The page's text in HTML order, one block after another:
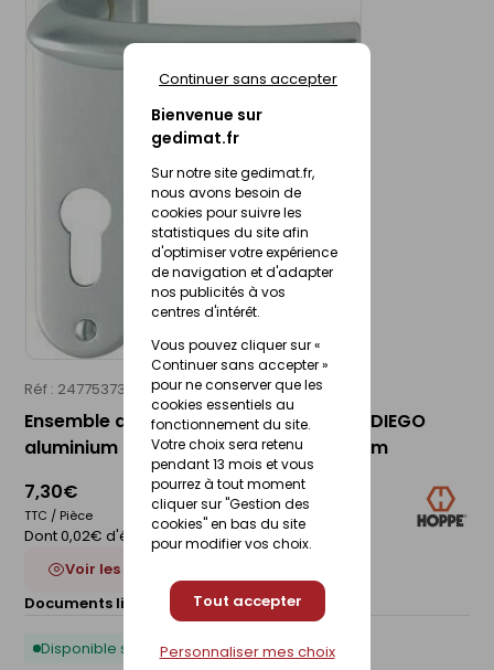
Bienvenue sur
gedimat.fr
Sur notre site gedimat.fr,
nous avons besoin de
cookies pour suivre les
statistiques du site afin
d'optimiser votre expérience
de navigation et d'adapter
nos publicités à vos
centres d'intérêt.
Vous pouvez cliquer sur «
Continuer sans accepter »
pour ne conserver que les
cookies essentiels au
fonctionnement du site.
Votre choix sera retenu
pendant 13 mois et vous
pourrez à tout moment
cliquer sur "Gestion des
cookies" en bas du site
pour modifier vos choix.
Tout accepter
Continuer sans accepter
Personnaliser mes choix
Réf : 24775373 HOPPE
Ensemble de poignées sur plaque SAN DIEGO
aluminium finition argent clé I 40-46mm
7,30€
TTC / Pièce
Dont 0,02€ d'éco-participation
Voir les 3 déclinaisons
Documents liés :
Fiche technique
Disponible sous 10 jours